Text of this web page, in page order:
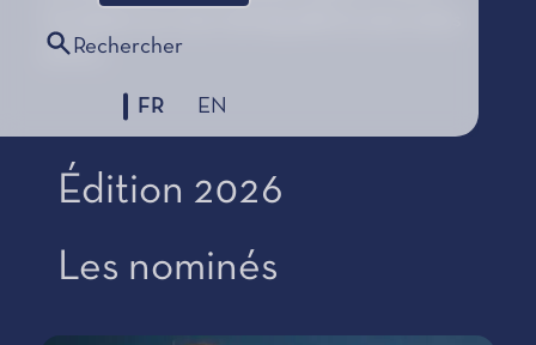
Rechercher
FR EN
le Prix.
Édition 2026
Les nominés